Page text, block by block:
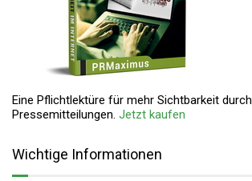
Eine Pflichtlektüre für mehr Sichtbarkeit durch
Pressemitteilungen. Jetzt kaufen
Wichtige Informationen